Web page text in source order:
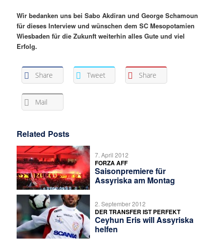
Wir bedanken uns bei Sabo Akdiran und George Schamoun
für dieses Interview und wünschen dem SC Mesopotamien
Wiesbaden für die Zukunft weiterhin alles Gute und viel
Erfolg.
Share Tweet Share
Mail
Related Posts
7. April 2012
FORZA AFF
Saisonpremiere für
Assyriska am Montag
2. September 2012
DER TRANSFER IST PERFEKT
Ceyhun Eris will Assyriska
helfen